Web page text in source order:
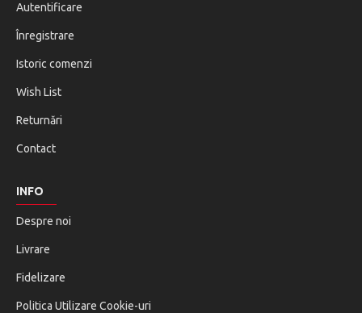
Autentificare
Înregistrare
Istoric comenzi
Wish List
Returnări
Contact
INFO
Despre noi
Livrare
Fidelizare
Politica Utilizare Cookie-uri